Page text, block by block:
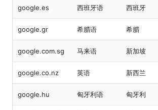
google.es 西班牙语 西班牙
google.gr 希腊语 希腊
google.com.sg 马来语 新加坡
google.co.nz 英语 新西兰
google.hu 匈牙利语 匈牙利